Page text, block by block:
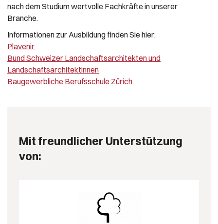
nach dem Studium wertvolle Fachkräfte in unserer
Branche.
Informationen zur Ausbildung finden Sie hier:
Plavenir
Bund Schweizer Landschaftsarchitektenund
Landschaftsarchitektinnen
Baugewerbliche Berufsschule Zürich
Mit freundlicher Unterstützung
von: